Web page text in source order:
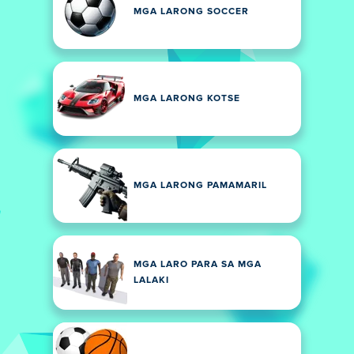
MGA LARONG SOCCER
MGA LARONG KOTSE
MGA LARONG PAMAMARIL
MGA LARO PARA SA MGA
LALAKI